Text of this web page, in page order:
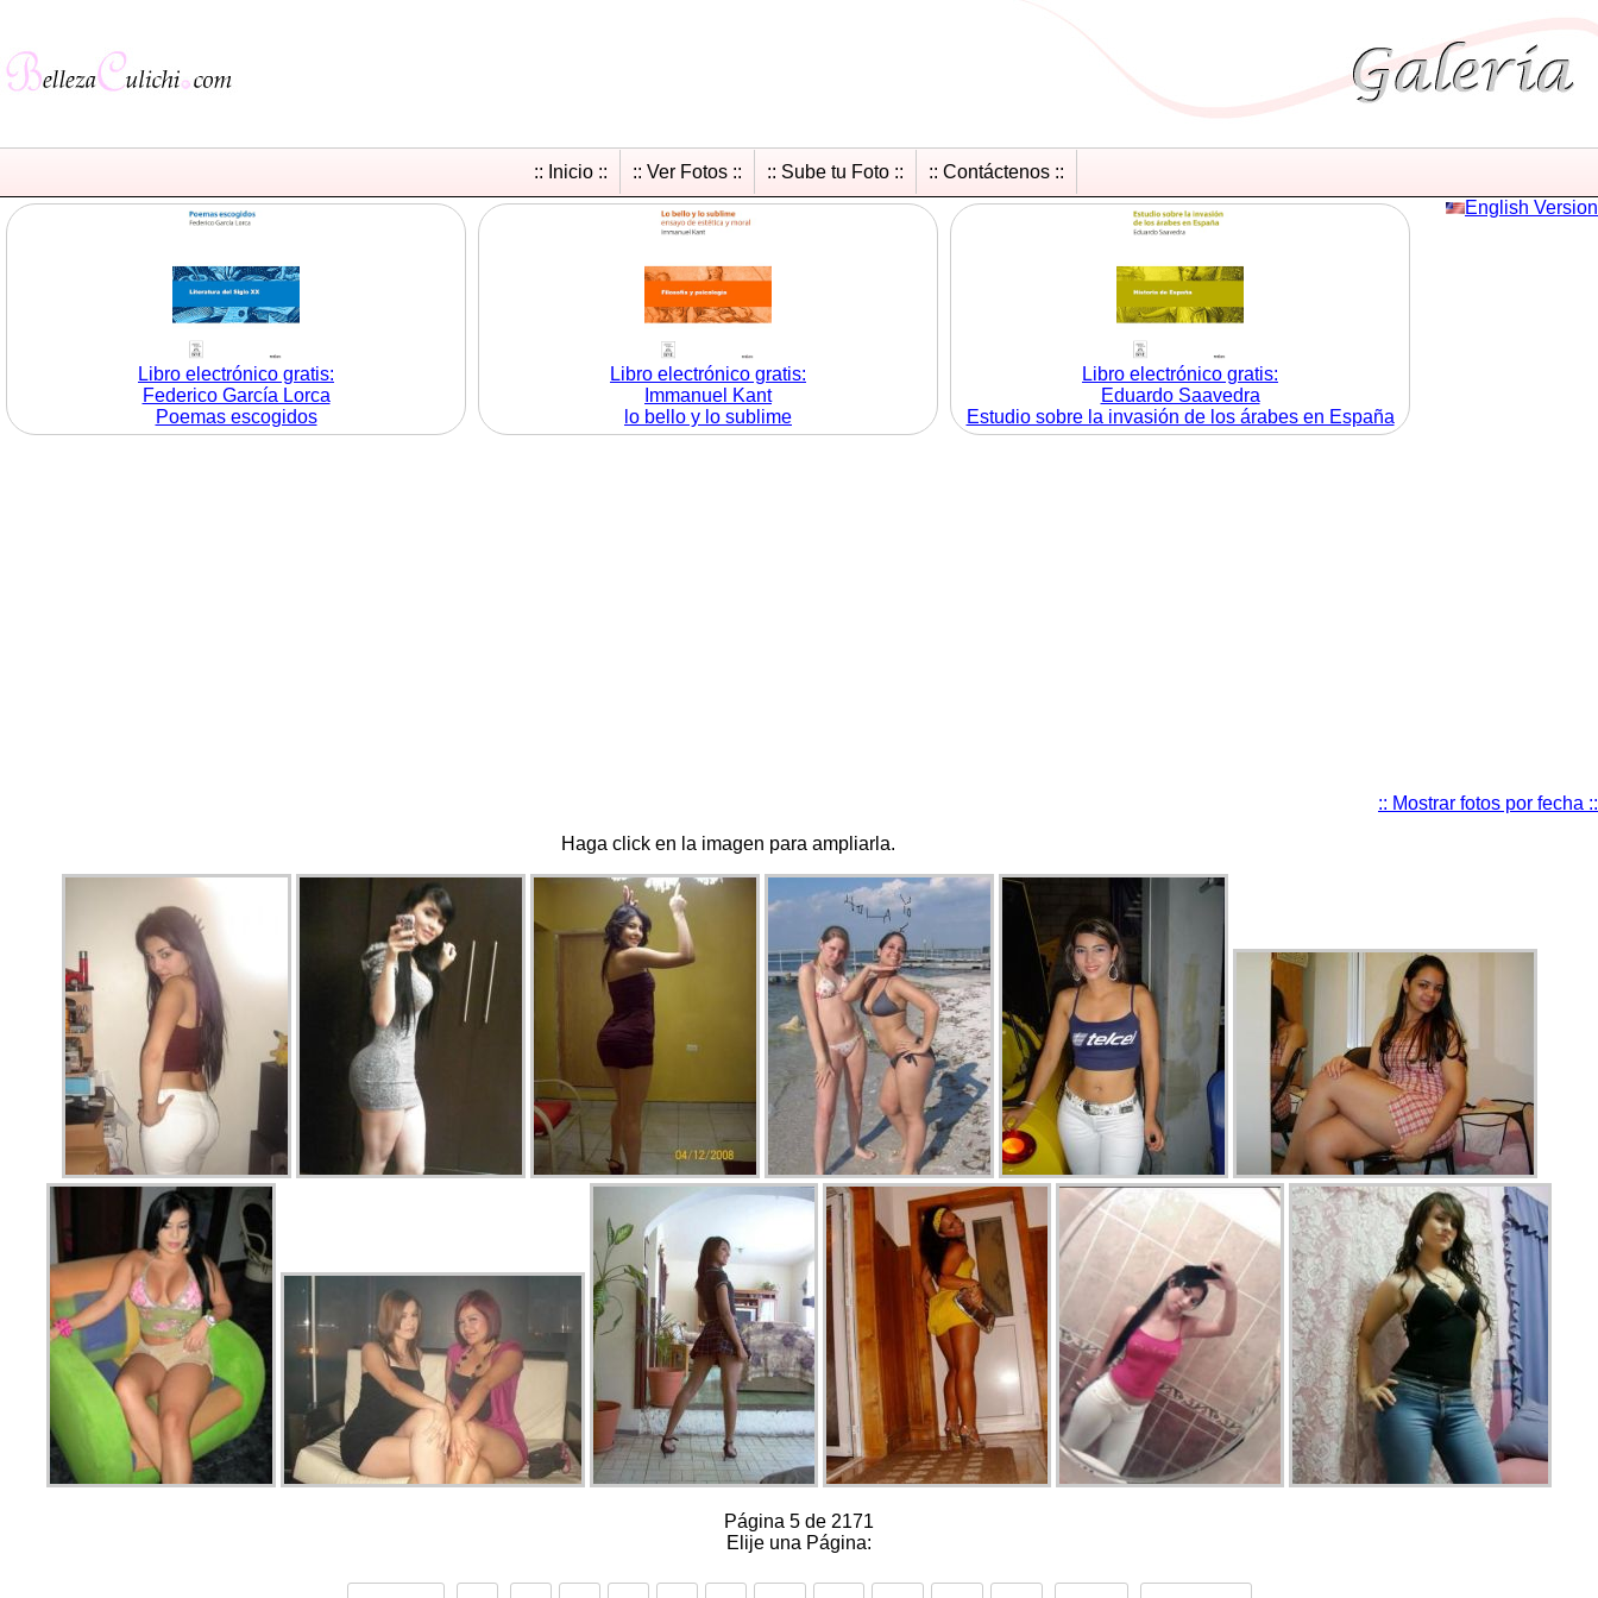
:: Inicio :: :: Ver Fotos :: :: Sube tu Foto ::
:: Contáctenos ::
English Version
Libro electrónico gratis:
Federico García Lorca
Poemas escogidos
Libro electrónico gratis:
Immanuel Kant
lo bello y lo sublime
Libro electrónico gratis:
Eduardo Saavedra
Estudio sobre la invasión de los árabes en España
:: Mostrar fotos por fecha ::
Haga click en la imagen para ampliarla.
Página 5 de 2171
Elije una Página: